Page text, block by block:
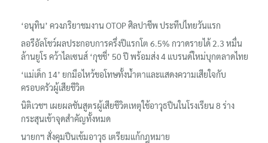
‘อนุทิน’ ควงภริยาชมงาน OTOP ศิลปาชีพ ประทีปไทยวันแรก
ลอรีอัลโชว์ผลประกอบการครึ่งปีแรกโต 6.5% กวาดรายได้ 2.3 หมื่น
ล้านยูโร คว้าไลเซนส์ ‘กุชชี่’ 50 ปี พร้อมส่ง 4 แบรนด์ใหม่บุกตลาดไทย
‘แม่เด็ก 14’ ยกมือไหว้ขอโทษทั้งน้ำตาและแสดงความเสียใจกับ
ครอบครัวผู้เสียชีวิต
นิติเวชฯ เผยผลชันสูตรผู้เสียชีวิตเหตุใช้อาวุธปืนในโรงเรียน 8 ร่าง
กระสุนเข้าจุดสำคัญทั้งหมด
นายกฯ สั่งคุมปืนเข้มอาวุธ เตรียมแก้กฎหมาย